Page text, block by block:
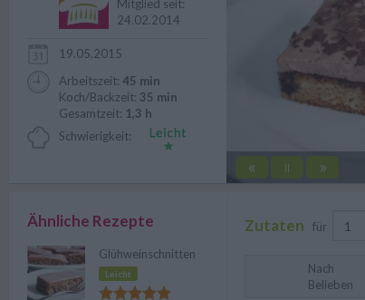
« || »
Mitglied seit:
24.02.2014
19.05.2015
Arbeitszeit: 45 min
Koch/Backzeit: 35 min
Gesamtzeit: 1,3 h
Schwierigkeit:
Zutaten für
Nach
Belieben
Ähnliche Rezepte
Glühweinschnitten
Leicht